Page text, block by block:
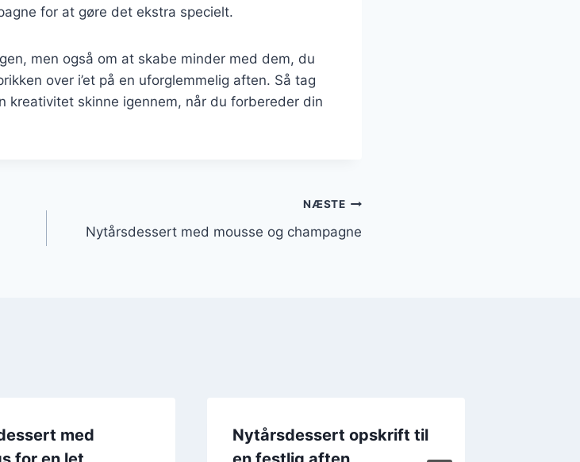
for at gøre det ekstra specielt.
men også om at skabe minder med dem, du
over i’et på en uforglemmelig aften. Så tag
kreativitet skinne igennem, når du forbereder din
NÆSTE
Nytårsdessert med mousse og champagne
med
Nytårsdessert opskrift til